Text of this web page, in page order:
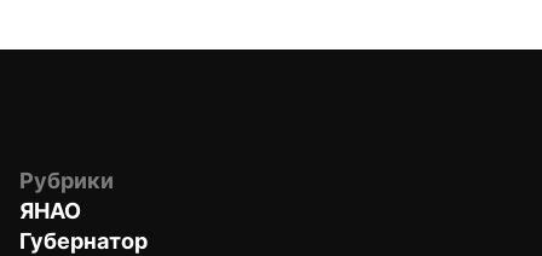
Рубрики
ЯНАО
Губернатор